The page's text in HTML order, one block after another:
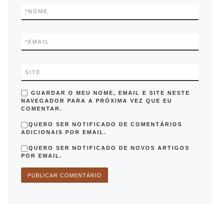
NOME
*
EMAIL
*
SITE
GUARDAR O MEU NOME, EMAIL E SITE NESTE
NAVEGADOR PARA A PRÓXIMA VEZ QUE EU
COMENTAR.
QUERO SER NOTIFICADO DE COMENTÁRIOS
ADICIONAIS POR EMAIL.
QUERO SER NOTIFICADO DE NOVOS ARTIGOS
POR EMAIL.